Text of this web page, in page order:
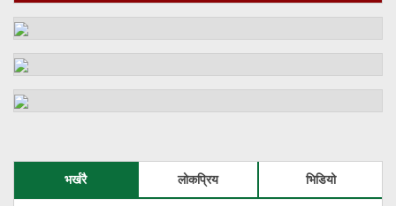
भर्खरै लोकप्रिय भिडियो